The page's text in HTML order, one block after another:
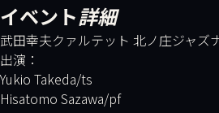
イベント詳細
武田幸夫クァルテット 北ノ庄ジャズ
出演：
Yukio Takeda/ts
Hisatomo Sazawa/pf